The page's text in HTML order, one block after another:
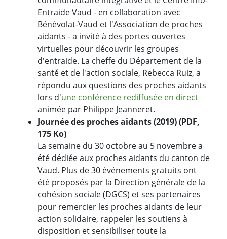
Entraide Vaud - en collaboration avec
Bénévolat-Vaud et l'Association de proches
aidants - a invité à des portes ouvertes
virtuelles pour découvrir les groupes
d'entraide. La cheffe du Département de la
santé et de l'action sociale, Rebecca Ruiz, a
répondu aux questions des proches aidants
lors d'une conférence rediffusée en direct
animée par Philippe Jeanneret.
Journée des proches aidants (2019) (PDF,
175 Ko)
La semaine du 30 octobre au 5 novembre a
été dédiée aux proches aidants du canton de
Vaud. Plus de 30 événements gratuits ont
été proposés par la Direction générale de la
cohésion sociale (DGCS) et ses partenaires
pour remercier les proches aidants de leur
action solidaire, rappeler les soutiens à
disposition et sensibiliser toute la